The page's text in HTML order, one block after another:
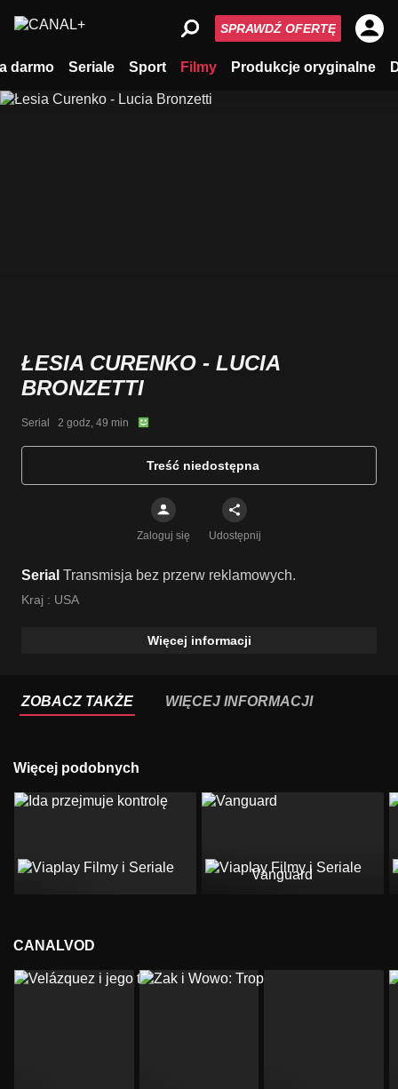
darmo Seriale Sport Filmy Produkcje oryginalne
SPRAWDŹ OFERTĘ
ŁESIA CURENKO - LUCIA
BRONZETTI
Serial   2 godz, 49 min
Treść niedostępna
Zaloguj się Udostępnij
Serial Transmisja bez przerw reklamowych.
Kraj : USA
Więcej informacji
ZOBACZ TAKŻE WIĘCEJ INFORMACJI
Więcej podobnych
Vanguard
CANALVOD